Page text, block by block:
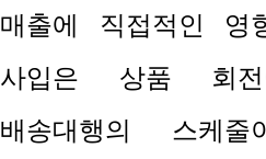
매출에 직접적인 영
사입은 상품 회
배송대행의 스케